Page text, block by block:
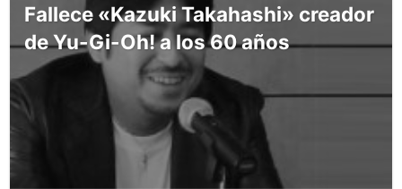
Fallece «Kazuki Takahashi» creador
de Yu-Gi-Oh! a los 60 años